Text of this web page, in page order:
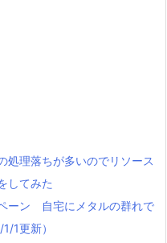
処理落ちが多いのでリソース
してみた
ーン 自宅にメタルの群れで
1更新）